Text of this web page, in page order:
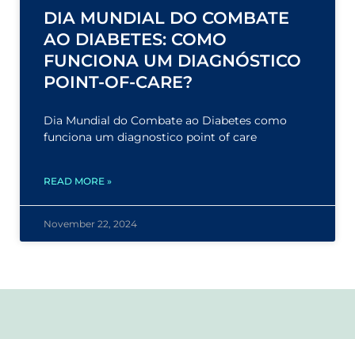
DIA MUNDIAL DO COMBATE
AO DIABETES: COMO
FUNCIONA UM DIAGNÓSTICO
POINT-OF-CARE?
Dia Mundial do Combate ao Diabetes como
funciona um diagnostico point of care
READ MORE »
November 22, 2024